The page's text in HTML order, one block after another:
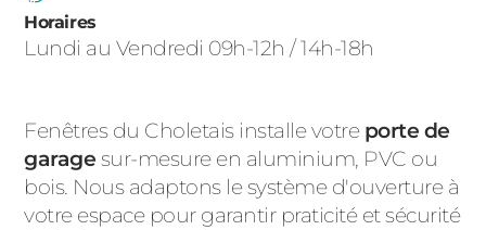
Horaires
Lundi au Vendredi 09h-12h / 14h-18h
Fenêtres du Choletais installe votre porte de
garage sur-mesure en aluminium, PVC ou
bois. Nous adaptons le système d'ouverture à
votre espace pour garantir praticité et sécurité